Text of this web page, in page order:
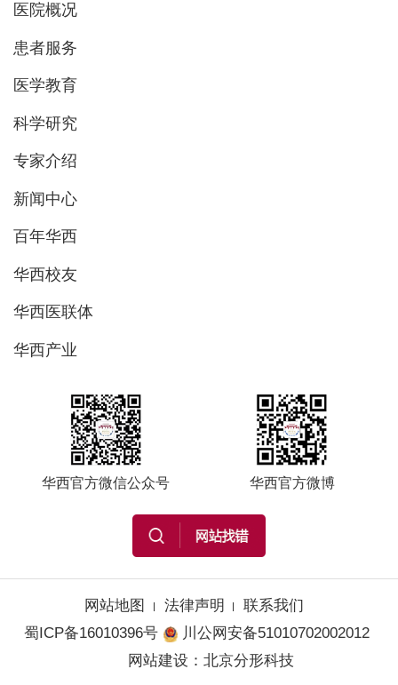
医院概况
患者服务
医学教育
科学研究
专家介绍
新闻中心
百年华西
华西校友
华西医联体
华西产业
华西官方微信公众号 华西官方微博
网站地图 法律声明
联系我们
蜀ICP备16010396号
川公网安备51010702002012
网站建设 ： 北京分形科技